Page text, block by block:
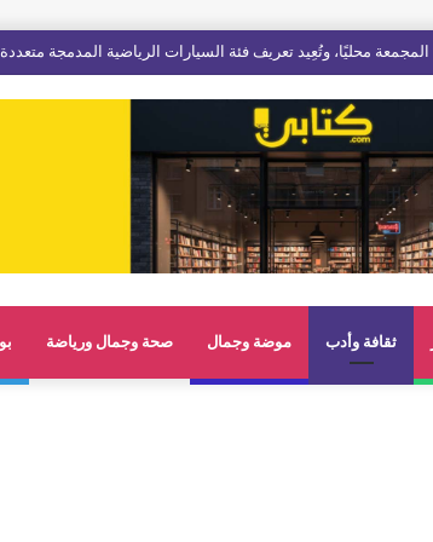
ثقافة وأدب موضة وجمال صحة وجمال ورياضة